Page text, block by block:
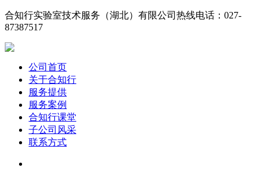
合知行实验室技术服务（湖北）有限公司 热线电话：027-
87387517
公司首页
关于合知行
服务提供
服务案例
合知行课堂
子公司风采
联系方式